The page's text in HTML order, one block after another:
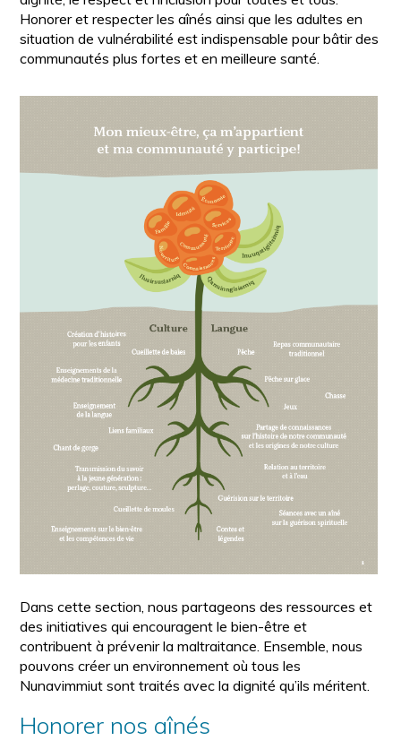
Honorer et respecter les aînés ainsi que les adultes en
situation de vulnérabilité est indispensable pour bâtir des
communautés plus fortes et en meilleure santé.
Dans cette section, nous partageons des ressources et
des initiatives qui encouragent le bien-être et
contribuent à prévenir la maltraitance. Ensemble, nous
pouvons créer un environnement où tous les
Nunavimmiut sont traités avec la dignité qu’ils méritent.
Honorer nos aînés